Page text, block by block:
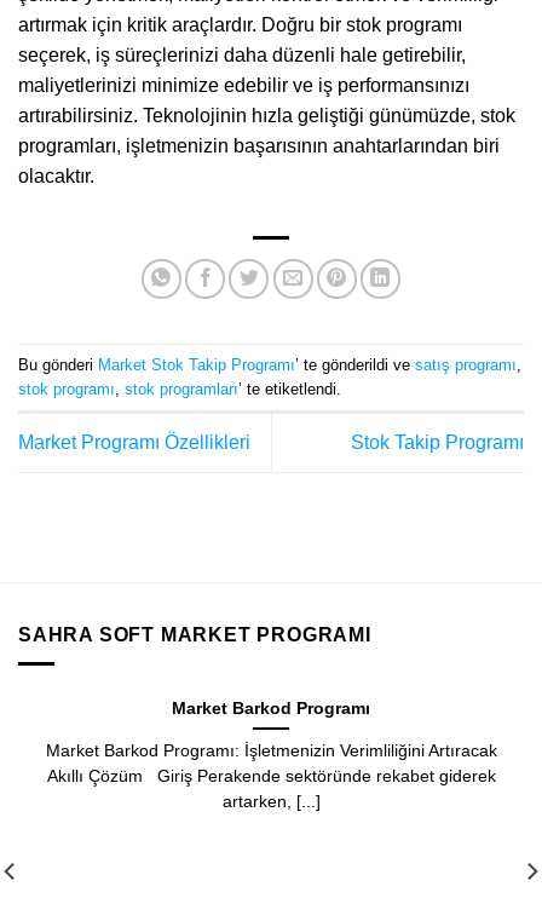
artırmak için kritik araçlardır. Doğru bir stok programı
seçerek, iş süreçlerinizi daha düzenli hale getirebilir,
maliyetlerinizi minimize edebilir ve iş performansınızı
artırabilirsiniz. Teknolojinin hızla geliştiği günümüzde, stok
programları, işletmenizin başarısının anahtarlarından biri
olacaktır.
Bu gönderi Market Stok Takip Programı’ te gönderildi ve satış programı
stok programı stok programları’ te etiketlendi.
Market Programı Özellikleri Stok Takip Programı
SAHRA SOFT MARKET PROGRAMI